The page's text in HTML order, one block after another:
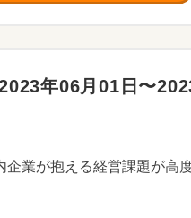
年06月01日〜